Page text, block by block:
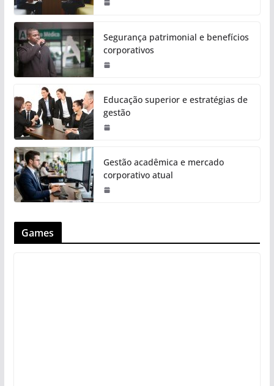
Segurança patrimonial e benefícios
corporativos
Educação superior e estratégias de
gestão
Gestão acadêmica e mercado
corporativo atual
Games